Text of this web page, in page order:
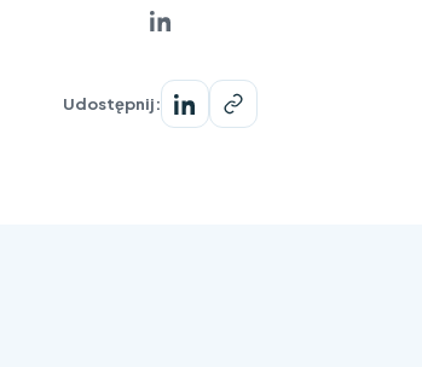
Udostępnij: